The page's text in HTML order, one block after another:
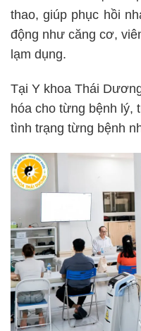
thao, giúp phục hồi
động như căng cơ,
lạm dụng.
Tại Y khoa Thái
hóa cho từng bệnh lý,
tình trạng từng bệnh